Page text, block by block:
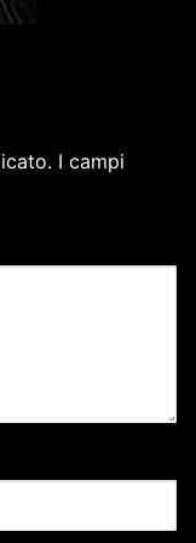
I campi